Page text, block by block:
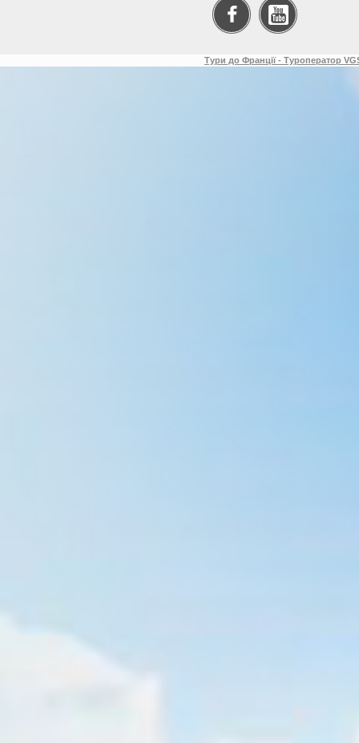
Тури до Франції - Туроператор